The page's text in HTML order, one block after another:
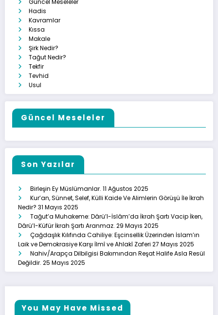
Hadis
Kavramlar
Kıssa
Makale
Şirk Nedir?
Tağut Nedir?
Tekfir
Tevhid
Usul
Güncel Meseleler
Son Yazılar
Birleşin Ey Müslümanlar. 11 Ağustos 2025
Kur’an, Sünnet, Selef, Külli Kaide Ve Alimlerin Görüşü İle İkrah
Nedir? 31 Mayıs 2025
Tağut’a Muhakeme: Dârü’l-İslâm’da İkrah Şartı Vacip İken,
Dârü’l-Küfür İkrah Şartı Aranmaz. 29 Mayıs 2025
Çağdaşlık Kılıfında Cahiliye: Eşcinsellik Üzerinden İslam’ın
Laik ve Demokrasiye Karşı İlmî ve Ahlakî Zaferi 27 Mayıs 2025
Nahiv/Arapça Dilbilgisi Bakımından Reşat Halife Asla Resül
Değildir. 25 Mayıs 2025
You May Have Missed